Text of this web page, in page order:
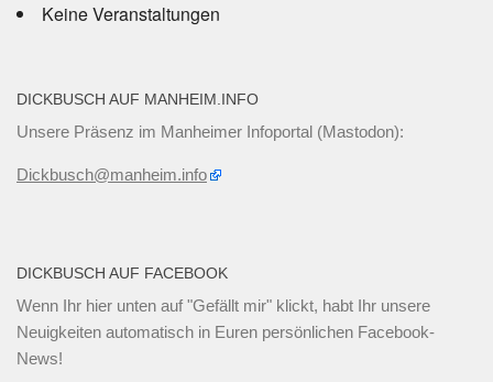
Keine Veranstaltungen
DICKBUSCH AUF MANHEIM.INFO
Unsere Präsenz im Manheimer Infoportal (Mastodon):
Dickbusch@manheim.info
DICKBUSCH AUF FACEBOOK
Wenn Ihr hier unten auf "Gefällt mir" klickt, habt Ihr unsere
Neuigkeiten automatisch in Euren persönlichen Facebook-
News!